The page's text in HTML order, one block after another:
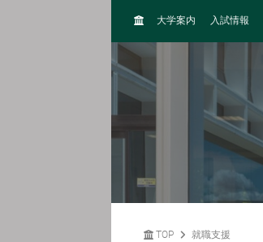
H
大学案内 入試情報
TOP 就職支援